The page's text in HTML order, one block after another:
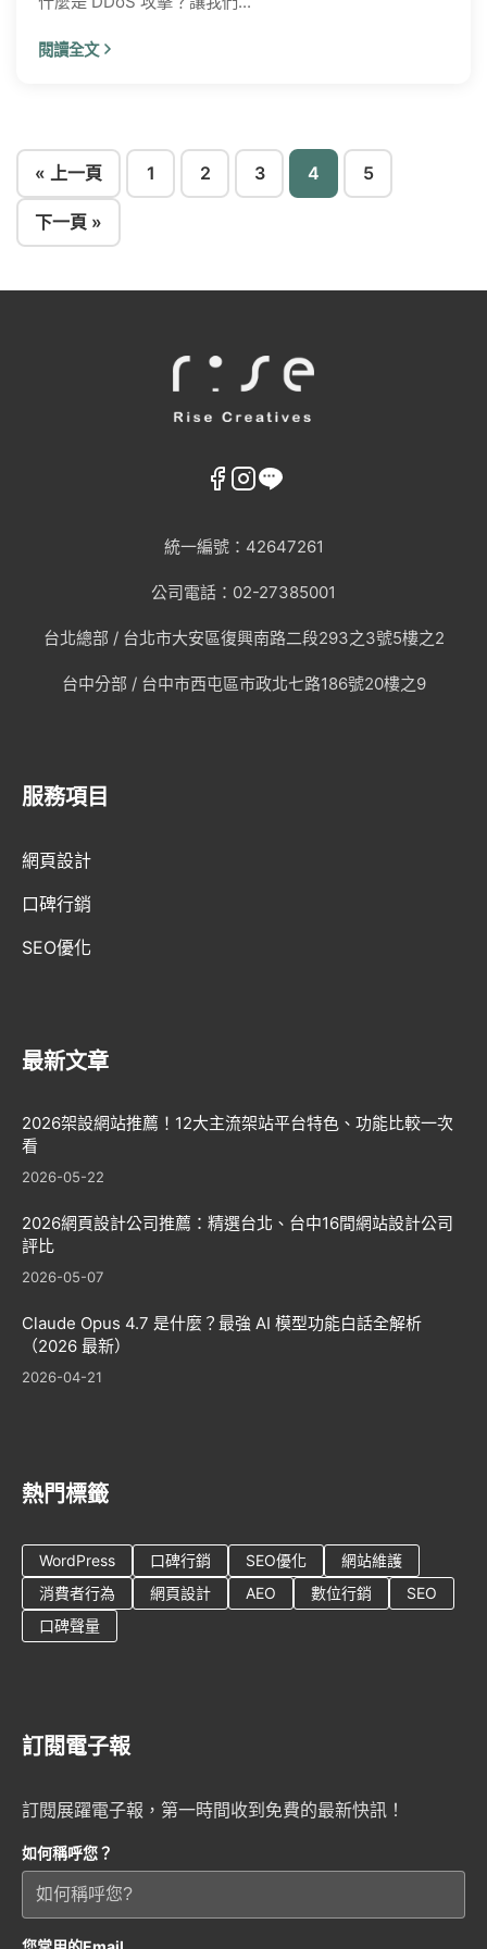
閱讀全文
文
章
頁
« 上一頁 1 2 3 4 5
下一頁 »
統一編號：42647261
公司電話：02-27385001
台北總部 / 台北市大安區復興南路二段293之3號5樓之2
台中分部 / 台中市西屯區市政北七路186號20樓之9
服務項目
網頁設計
口碑行銷
SEO優化
最新文章
2026架設網站推薦！12大主流架站平台特色、功能比較一次
看
2026-05-22
2026網頁設計公司推薦：精選台北、台中16間網站設計公司
評比
2026-05-07
Claude Opus 4.7 是什麼？最強 AI 模型功能白話全解析
（2026 最新）
2026-04-21
熱門標籤
WordPress 口碑行銷 SEO優化
網站維護
消費者行為
網頁設計 AEO 數位行銷
SEO
口碑聲量
訂閱電子報
訂閱展躍電子報，第一時間收到免費的最新快訊！
如何稱呼您？